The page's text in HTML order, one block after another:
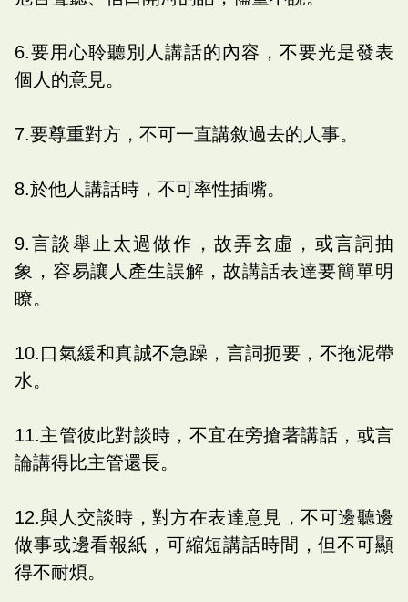
6.要用心聆聽別人講話的內容，不要光是發表
個人的意見。
7.要尊重對方，不可一直講敘過去的人事。
8.於他人講話時，不可率性插嘴。
9.言談舉止太過做作，故弄玄虛，或言詞抽
象，容易讓人產生誤解，故講話表達要簡單明
瞭。
10.口氣緩和真誠不急躁，言詞扼要，不拖泥帶
水。
11.主管彼此對談時，不宜在旁搶著講話，或言
論講得比主管還長。
12.與人交談時，對方在表達意見，不可邊聽邊
做事或邊看報紙，可縮短講話時間，但不可顯
得不耐煩。